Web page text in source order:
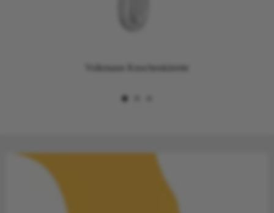
Volkmann Knochenkürette